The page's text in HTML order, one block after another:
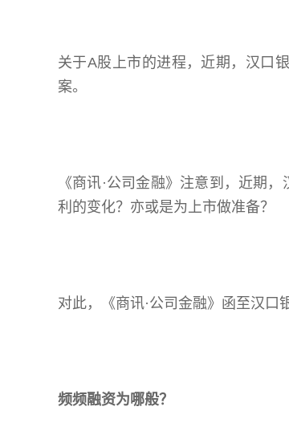
关于A股上市的进程，近期，汉口
案。
《商讯·公司金融》注意到，近期
利的变化？亦或是为上市做准备？
对此，《商讯·公司金融》函至汉口
频频融资为哪般？